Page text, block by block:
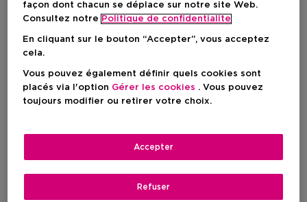
façon dont chacun se déplace sur notre site Web.
Consultez notre Politique de confidentialite
En cliquant sur le bouton “Accepter”, vous acceptez
cela.
Vous pouvez également définir quels cookies sont
placés via l'option Gérer les cookies . Vous pouvez
toujours modifier ou retirer votre choix.
Refuser
Accepter